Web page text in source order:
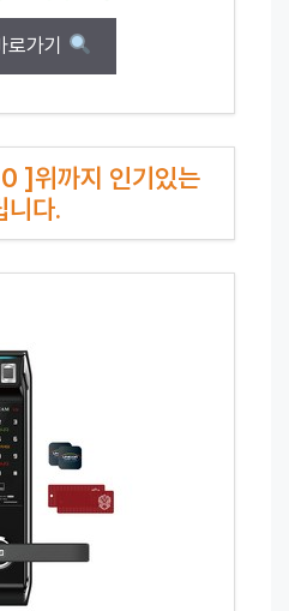
로가기
]위까지 인기있는
니다.